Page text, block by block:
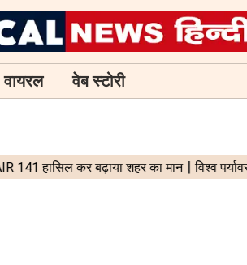
वायरल वेब स्टोरी